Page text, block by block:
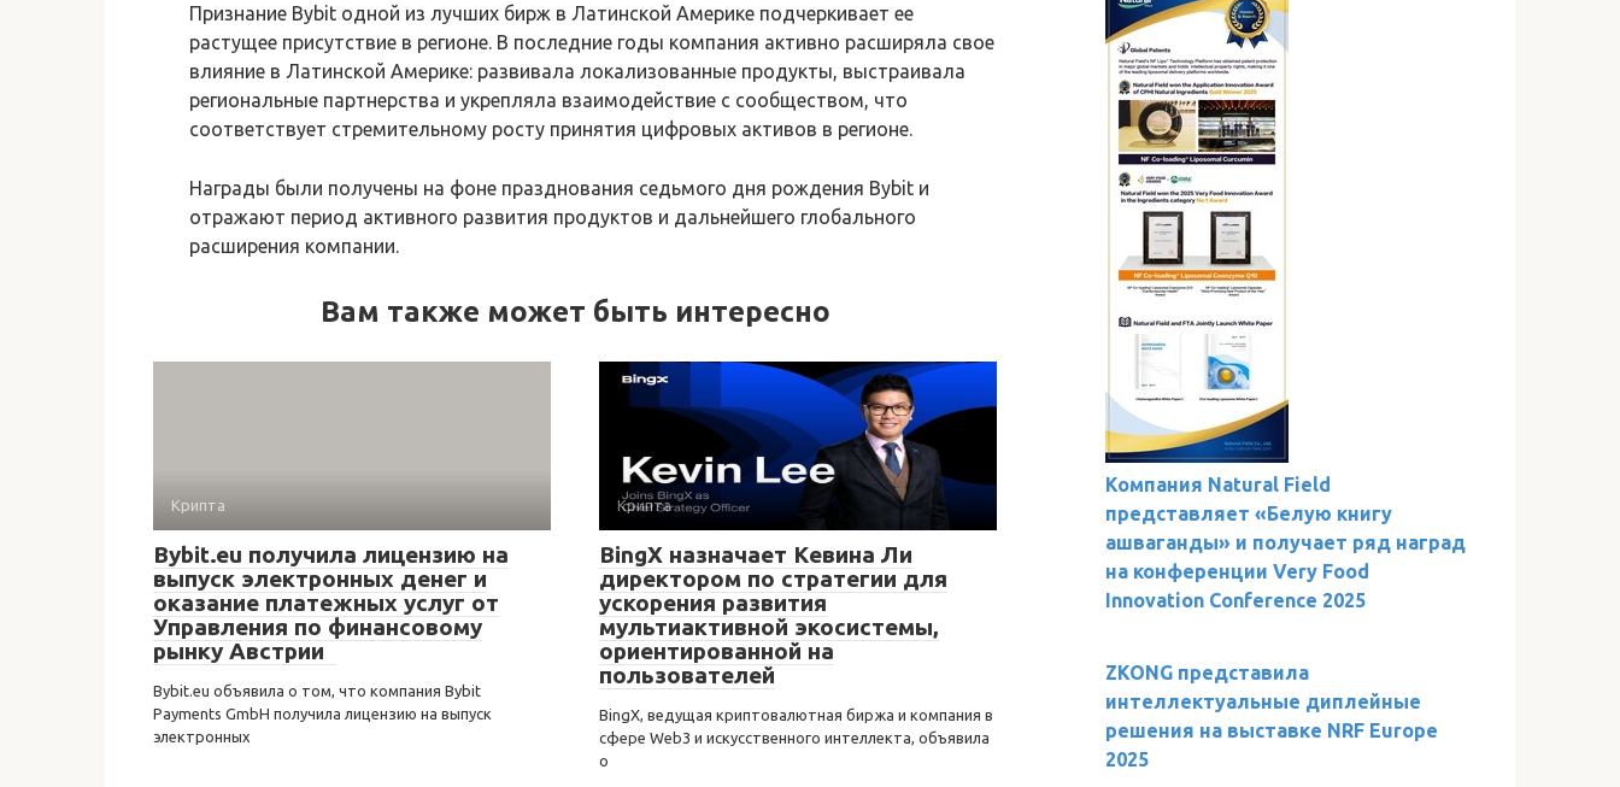
Признание Bybit одной из лучших бирж в Латинской Америке подчеркивает ее
растущее присутствие в регионе. В последние годы компания активно расширяла свое
влияние в Латинской Америке: развивала локализованные продукты, выстраивала
региональные партнерства и укрепляла взаимодействие с сообществом, что
соответствует стремительному росту принятия цифровых активов в регионе.
Награды были получены на фоне празднования седьмого дня рождения Bybit и
отражают период активного развития продуктов и дальнейшего глобального
расширения компании.
Вам также может быть интересно
Крипта
Bybit.eu получила лицензию на
выпуск электронных денег и
оказание платежных услуг от
Управления по финансовому
рынку Австрии
Bybit.eu объявила о том, что компания Bybit
Payments GmbH получила лицензию на выпуск
электронных
Крипта
BingX назначает Кевина Ли
директором по стратегии для
ускорения развития
мультиактивной экосистемы,
ориентированной на
пользователей
BingX, ведущая криптовалютная биржа и компания в
сфере Web3 и искусственного интеллекта, объявила
о
Компания Natural Field
представляет «Белую книгу
ашваганды» и получает ряд наград
на конференции Very Food
Innovation Conference 2025
ZKONG представила
интеллектуальные диплейные
решения на выставке NRF Europe
2025